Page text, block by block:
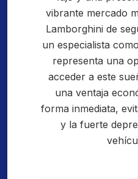
vibrante mercado
Lamborghini de
un especialista
representa una
acceder a este
una ventaja
forma inmediata,
y la fuerte